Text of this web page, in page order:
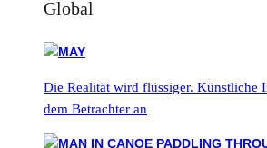
Global
Die Realität wird flüssiger. Künstliche
dem Betrachter an